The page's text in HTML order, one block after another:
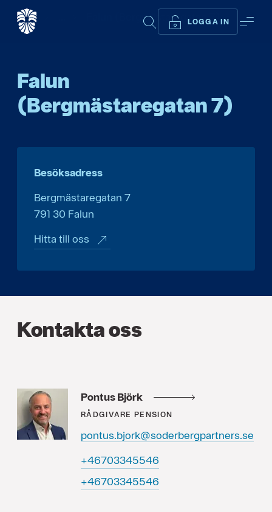
SÖK LOGGA IN
Start Falun (Bergmästaregatan 7)
Falun
(Bergmästaregatan 7)
Besöksadress
Bergmästaregatan 7
791 30 Falun
Hitta till oss
Kontakta oss
Pontus Björk
RÅDGIVARE PENSION
pontus.bjork@soderbergpartners.se
64554330764+
64554330764+